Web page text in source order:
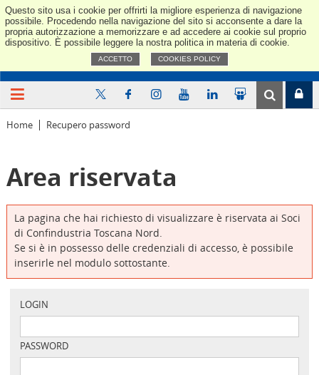
Questo sito usa i cookie per offrirti la migliore esperienza di navigazione
possibile. Procedendo nella navigazione del sito si acconsente a dare la
propria autorizzazione a memorizzare e ad accedere ai cookie sul proprio
dispositivo. È possibile leggere la nostra politica in materia di cookie.
ACCETTO COOKIES POLICY
Home Recupero password
Area riservata
La pagina che hai richiesto di visualizzare è riservata ai Soci
di Confindustria Toscana Nord.
Se si è in possesso delle credenziali di accesso, è possibile
inserirle nel modulo sottostante.
LOGIN
PASSWORD